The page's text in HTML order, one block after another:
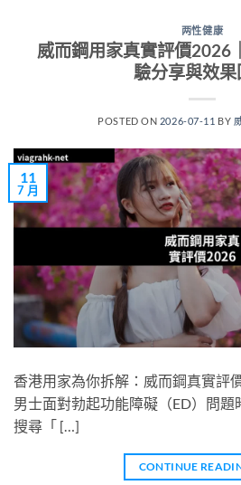
两性健康
威而鋼用家真實評價2026
驗分享與效果
POSTED ON 2026-07-11 BY
11
7 月
香港用家為你拆解：威而鋼真實評
男士面對勃起功能障礙（ED）問
搜尋「 […]
CONTINUE